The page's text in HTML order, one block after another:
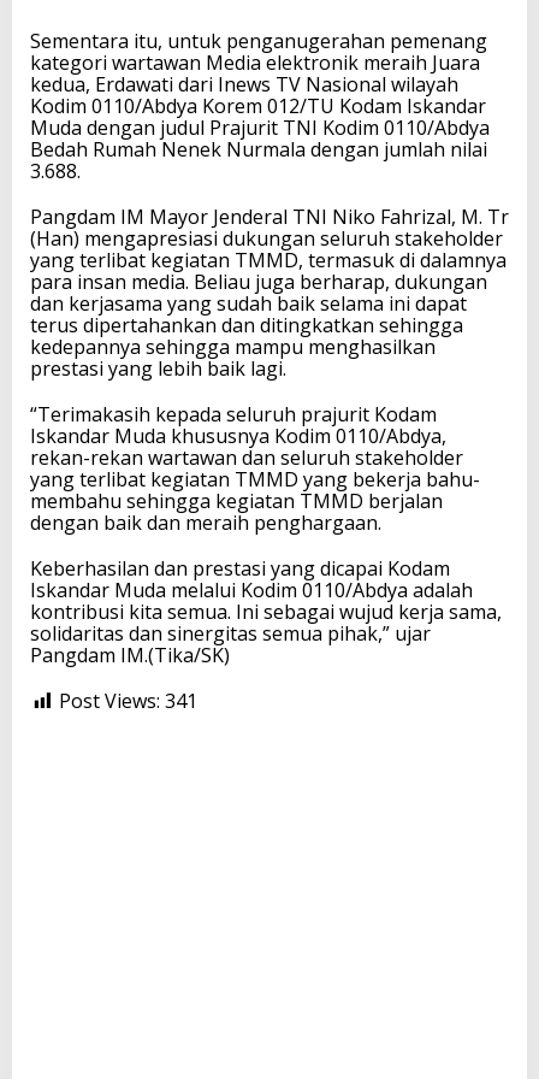
Sementara itu, untuk penganugerahan pemenang
kategori wartawan Media elektronik meraih Juara
kedua, Erdawati dari Inews TV Nasional wilayah
Kodim 0110/Abdya Korem 012/TU Kodam Iskandar
Muda dengan judul Prajurit TNI Kodim 0110/Abdya
Bedah Rumah Nenek Nurmala dengan jumlah nilai
3.688.
Pangdam IM Mayor Jenderal TNI Niko Fahrizal, M. Tr
(Han) mengapresiasi dukungan seluruh stakeholder
yang terlibat kegiatan TMMD, termasuk di dalamnya
para insan media. Beliau juga berharap, dukungan
dan kerjasama yang sudah baik selama ini dapat
terus dipertahankan dan ditingkatkan sehingga
kedepannya sehingga mampu menghasilkan
prestasi yang lebih baik lagi.
“Terimakasih kepada seluruh prajurit Kodam
Iskandar Muda khususnya Kodim 0110/Abdya,
rekan-rekan wartawan dan seluruh stakeholder
yang terlibat kegiatan TMMD yang bekerja bahu-
membahu sehingga kegiatan TMMD berjalan
dengan baik dan meraih penghargaan.
Keberhasilan dan prestasi yang dicapai Kodam
Iskandar Muda melalui Kodim 0110/Abdya adalah
kontribusi kita semua. Ini sebagai wujud kerja sama,
solidaritas dan sinergitas semua pihak,” ujar
Pangdam IM.(Tika/SK)
Post Views: 341